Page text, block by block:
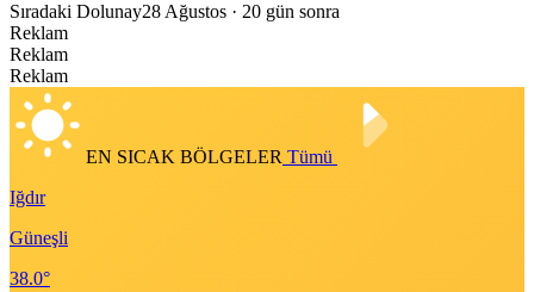
Sıradaki Dolunay28 Ağustos · 20 gün sonra
Reklam
Reklam
Reklam
EN SICAK BÖLGELER Tümü
Iğdır
Güneşli
38.0°